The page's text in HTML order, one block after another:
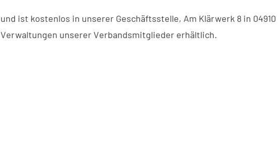
und ist kostenlos in unserer Geschäftsstelle, Am Klärwerk 8 in 04910
Verwaltungen unsererVerbandsmitglieder erhältlich.